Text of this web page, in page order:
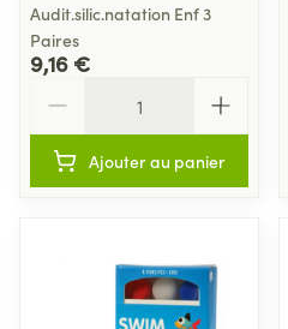
Audit.silic.natation Enf 3
Paires
9,16 €
Ajouter au panier